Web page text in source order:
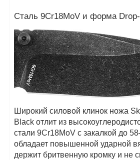
Сталь 9Cr18MoV и форма
Широкий силовой клинок ножа
Black отлит из
стали 9Cr18MoV с закалкой до
обладает повышенной ударной
держит бритвенную кромку и не